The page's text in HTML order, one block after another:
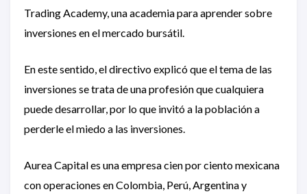
Trading Academy, una academia para aprender sobre
inversiones en el mercado bursátil.
En este sentido, el directivo explicó que el tema de las
inversiones se trata de una profesión que cualquiera
puede desarrollar, por lo que invitó a la población a
perderle el miedo a las inversiones.
Aurea Capital es una empresa cien por ciento mexicana
con operaciones en Colombia, Perú, Argentina y